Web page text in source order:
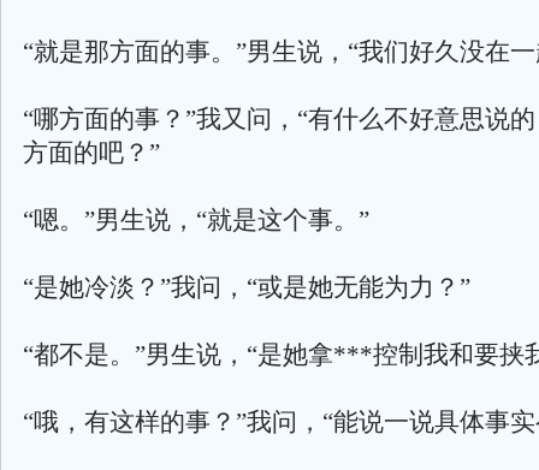
“就是那方面的事。”男生说，“我们好久没在
“哪方面的事？”我又问，“有什么不好意思说
方面的吧？”
“嗯。”男生说，“就是这个事。”
“是她冷淡？”我问，“或是她无能为力？”
“都不是。”男生说，“是她拿***控制我和要挟
“哦，有这样的事？”我问，“能说一说具体事